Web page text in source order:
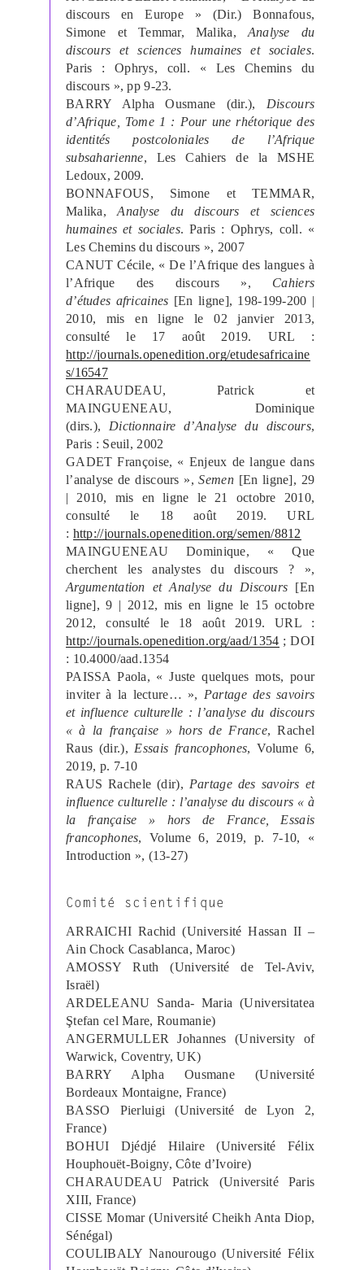
discours en Europe » (Dir.) Bonnafous,
Simone et Temmar, Malika, Analyse du
discours et sciences humaines et sociales.
Paris : Ophrys, coll. « Les Chemins du
discours », pp 9-23.
BARRY Alpha Ousmane (dir.), Discours
d’Afrique, Tome 1 : Pour une rhétorique des
identités postcoloniales de l’Afrique
subsaharienne, Les Cahiers de la MSHE
Ledoux, 2009.
BONNAFOUS, Simone et TEMMAR,
Malika,Analyse du discours et sciences
humaines et sociales. Paris : Ophrys, coll. «
Les Chemins du discours », 2007
CANUT Cécile, « De l’Afrique des langues à
l’Afrique des discours », Cahiers
d’études africaines [En ligne], 198-199-200 |
2010, mis en ligne le 02 janvier 2013,
consulté le 17 août 2019. URL :
http://journals.openedition.org/etudesafricaine
s/16547
CHARAUDEAU, Patrick et
MAINGUENEAU, Dominique
(dirs.), Dictionnaire d’Analyse du discours,
Paris : Seuil, 2002
GADET Françoise, « Enjeux de langue dans
l’analyse de discours »,Semen[En ligne], 29
| 2010, mis en ligne le 21 octobre 2010,
consulté le 18 août 2019. URL
: http://journals.openedition.org/semen/8812
MAINGUENEAU Dominique, « Que
cherchent les analystes du discours ? »,
Argumentation et Analyse du Discours [En
ligne], 9 | 2012, mis en ligne le 15 octobre
2012, consulté le 18 août 2019. URL :
http://journals.openedition.org/aad/1354 ; DOI
: 10.4000/aad.1354
PAISSA Paola, « Juste quelques mots, pour
inviter à la lecture… », Partage des savoirs
et influence culturelle : l’analyse du discours
« à la française » hors de France, Rachel
Raus (dir.), Essais francophones, Volume 6,
2019, p. 7-10
RAUS Rachele (dir), Partage des savoirs et
influence culturelle : l’analyse du discours « à
la française » hors de France, Essais
francophones, Volume 6, 2019, p. 7-10, «
Introduction », (13-27)
Comité scientifique
ARRAICHI Rachid (Université Hassan II –
Ain Chock Casablanca, Maroc)
AMOSSY Ruth (Université de Tel-Aviv,
Israël)
ARDELEANU Sanda- Maria (Universitatea
Ştefan cel Mare, Roumanie)
ANGERMULLER Johannes (University of
Warwick, Coventry, UK)
BARRY Alpha Ousmane (Université
Bordeaux Montaigne, France)
BASSO Pierluigi (Université de Lyon 2,
France)
BOHUI Djédjé Hilaire (Université Félix
Houphouët-Boigny, Côte d’Ivoire)
CHARAUDEAU Patrick (Université Paris
XIII, France)
CISSE Momar (Université Cheikh Anta Diop,
Sénégal)
COULIBALY Nanourougo (Université Félix